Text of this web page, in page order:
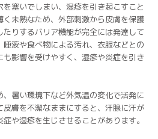
塞いでしまい、湿疹を引き起こすこと
未熟なため、外部刺激から皮膚を保護
たりするバリア機能が完全には発達して
液や食べ物による汚れ、衣服などとの
影響を受けやすく、湿疹や炎症を引き
暑い環境下など外気温の変化で活発に
膚を不潔なままにすると、汗腺に汗が
や湿疹を生じさせることがあります。